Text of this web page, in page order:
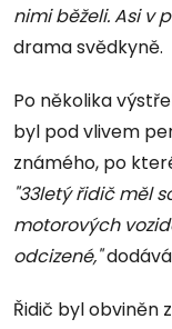
nimi běželi. Asi v
drama svědkyně.
Po několika
byl pod vlivem
známého, po
"33letý řidič měl
motorových
odcizené,"
Řidič byl obviněn